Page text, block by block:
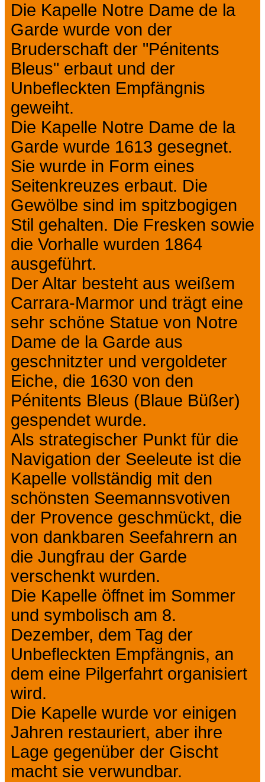
Die Kapelle Notre Dame de la
Garde wurde von der
Bruderschaft der "Pénitents
Bleus" erbaut und der
Unbefleckten Empfängnis
geweiht.
Die Kapelle Notre Dame de la
Garde wurde 1613 gesegnet.
Sie wurde in Form eines
Seitenkreuzes erbaut. Die
Gewölbe sind im spitzbogigen
Stil gehalten. Die Fresken sowie
die Vorhalle wurden 1864
ausgeführt.
Der Altar besteht aus weißem
Carrara-Marmor und trägt eine
sehr schöne Statue von Notre
Dame de la Garde aus
geschnitzter und vergoldeter
Eiche, die 1630 von den
Pénitents Bleus (Blaue Büßer)
gespendet wurde.
Als strategischer Punkt für die
Navigation der Seeleute ist die
Kapelle vollständig mit den
schönsten Seemannsvotiven
der Provence geschmückt, die
von dankbaren Seefahrern an
die Jungfrau der Garde
verschenkt wurden.
Die Kapelle öffnet im Sommer
und symbolisch am 8.
Dezember, dem Tag der
Unbefleckten Empfängnis, an
dem eine Pilgerfahrt organisiert
wird.
Die Kapelle wurde vor einigen
Jahren restauriert, aber ihre
Lage gegenüber der Gischt
macht sie verwundbar.